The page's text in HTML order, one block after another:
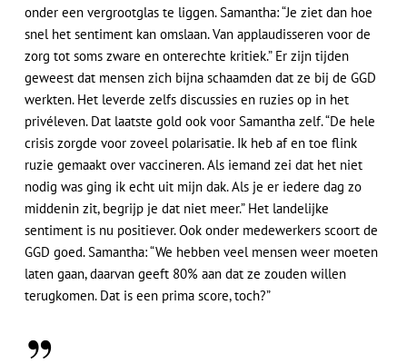
onder een vergrootglas te liggen. Samantha: “Je ziet dan hoe
snel het sentiment kan omslaan. Van applaudisseren voor de
zorg tot soms zware en onterechte kritiek.” Er zijn tijden
geweest dat mensen zich bijna schaamden dat ze bij de GGD
werkten. Het leverde zelfs discussies en ruzies op in het
privéleven. Dat laatste gold ook voor Samantha zelf. “De hele
crisis zorgde voor zoveel polarisatie. Ik heb af en toe flink
ruzie gemaakt over vaccineren. Als iemand zei dat het niet
nodig was ging ik echt uit mijn dak. Als je er iedere dag zo
middenin zit, begrijp je dat niet meer.” Het landelijke
sentiment is nu positiever. Ook onder medewerkers scoort de
GGD goed. Samantha: “We hebben veel mensen weer moeten
laten gaan, daarvan geeft 80% aan dat ze zouden willen
terugkomen. Dat is een prima score, toch?”